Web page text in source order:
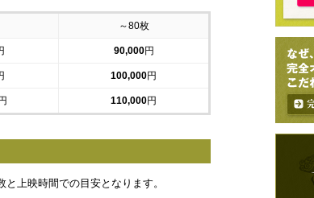
～80枚
90,000円
100,000円
110,000円
上映時間での目安となります。